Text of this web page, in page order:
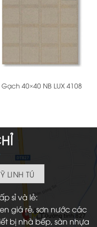
Gạch 40×40 NB LUX 4108
LINH TÚ
sỉ và lẻ:
giá rẻ, sơn nước các
bị nhà bếp, sàn nhựa